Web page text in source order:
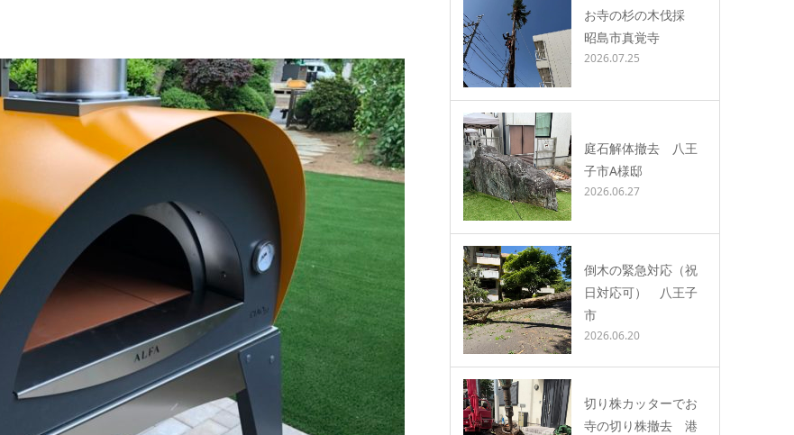
お寺の杉の木伐採
昭島市真覚寺
2026.07.25
庭石解体撤去 八王
子市A様邸
2026.06.27
倒木の緊急対応（祝
日対応可） 八王子
市
2026.06.20
切り株カッターでお
寺の切り株撤去 港